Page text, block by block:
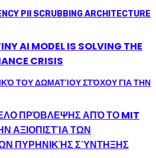
AI MODEL IS SOLVING THE
CRISIS
ΠΡΌΒΛΕΨΗΣ ΑΠΌ ΤΟ MIT
ΑΞΙΟΠΙΣΤΊΑ ΤΩΝ
ΠΥΡΗΝΙΚΉΣ ΣΎΝΤΗΞΗΣ